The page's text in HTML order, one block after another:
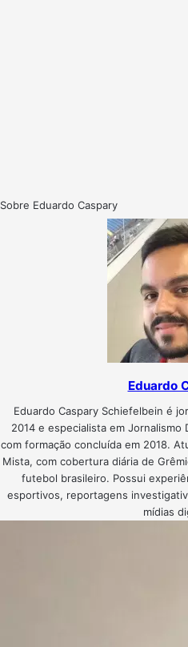
Sobre Eduardo Caspary
Eduardo
Eduardo Caspary Schiefelbein é
2014 e especialista em Jornalismo
com formação concluída em 2018.
Mista, com cobertura diária de
futebol brasileiro. Possui
esportivos, reportagens
mídias